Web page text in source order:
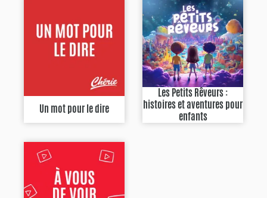
Un mot pour le dire
Les Petits Rêveurs :
histoires et aventures pour
enfants